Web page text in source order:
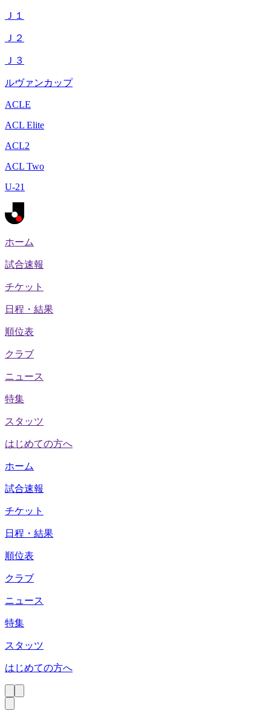
Ｊ１
Ｊ２
Ｊ３
ルヴァンカップ
ACLE
ACL Elite
ACL2
ACL Two
U-21
ホーム
試合速報
チケット
日程・結果
順位表
クラブ
ニュース
特集
スタッツ
はじめての方へ
ホーム
試合速報
チケット
日程・結果
順位表
クラブ
ニュース
特集
スタッツ
はじめての方へ